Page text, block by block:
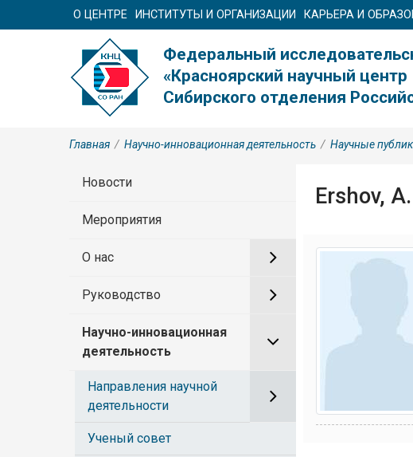
О ЦЕНТРЕ ИНСТИТУТЫ И ОРГАНИЗАЦИИ КАРЬЕРА И
Федеральный
«Красноярский научный центр
Сибирского отделения
Главная / Научно-инновационная деятельность / Научные
Новости
Мероприятия
О нас
Руководство
Научно-инновационная
деятельность
Направления научной
деятельности
Ученый совет
Ershov,